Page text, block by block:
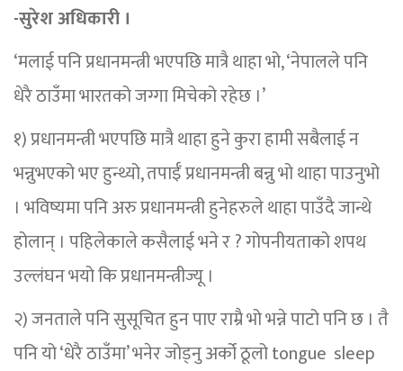
-सुरेश अधिकारी ।
‘मलाई पनि प्रधानमन्त्री भएपछि मात्रै थाहा भो, ‘नेपालले पनि
धेरै ठाउँमा भारतको जग्गा मिचेको रहेछ ।’
१) प्रधानमन्त्री भएपछि मात्रै थाहा हुने कुरा हामी सबैलाई न
भन्नुभएको भए हुन्थ्यो, तपाईँ प्रधानमन्त्री बन्नु भो थाहा पाउनुभो
। भविष्यमा पनि अरु प्रधानमन्त्री हुनेहरुले थाहा पाउँदै जान्थे
होलान् । पहिलेकाले कसैलाई भने र ? गोपनीयताको शपथ
उल्लंघन भयो कि प्रधानमन्त्रीज्यू ।
२) जनताले पनि सुसूचित हुन पाए राम्रै भो भन्ने पाटो पनि छ । तै
पनि यो ‘धेरै ठाउँमा’ भनेर जोड्नु अर्को ठूलो tongue sleep